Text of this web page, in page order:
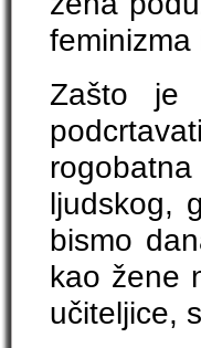
Zašto je
ljudskog,
bismo
kao žene
učiteljice,